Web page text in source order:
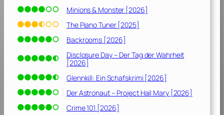
Minions & Monster [2026]
The Piano Tuner [2025]
Backrooms [2026]
Disclosure Day – Der Tag der Wahrheit
[2026]
Glennkill: Ein Schafskrimi [2026]
Der Astronaut – Project Hail Mary [2026]
Crime 101 [2026]